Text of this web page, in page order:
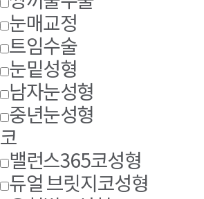
눈매교정
트임수술
눈밑성형
남자눈성형
중년눈성형
코
밸런스365코성형
듀얼 브릿지코성형